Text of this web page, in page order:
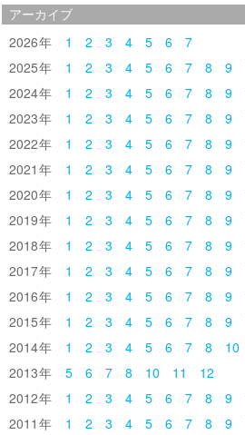
アーカイブ
2026 1 2 3 4 5 6
7
2025
1 2 3 4 5 6 7 8 9
2024
1 2 3 4 5 6 7 8 9
2023
1 2 3 4 5 6 7 8 9
2022
1 2 3 4 5 6 7 8 9
2021
1 2 3 4 5 6 7 8 9
2020
1 2 3 4 5 6 7 8 9
2019
1 2 3 4 5 6 7 8 9
2018
1 2 3 4 5 6 7 8 9
2017
1 2 3 4 5 6 7 8 9
2016
1 2 3 4 5 6 7 8 9
2015
1 2 3 4 5 6 7 8 9
2014
1 2 3 4 5 6 7 8 10
2013
5 6 7 8 10 11
12
2012
1 2 3 4 5 6 7 8 9
2011
1 2 3 4 5 6 7 8 9